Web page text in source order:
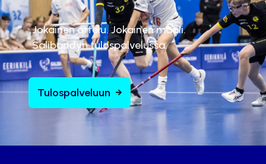
Jokainen ottelu. Jokainen maali.
Salibandyn tulospalvelussa.
Tulospalveluun